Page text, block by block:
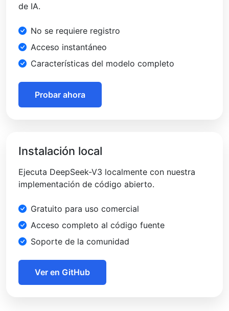
de IA.
No se requiere registro
Acceso instantáneo
Características del modelo completo
Probar ahora
Instalación local
Ejecuta DeepSeek-V3 localmente con nuestra
implementación de código abierto.
Gratuito para uso comercial
Acceso completo al código fuente
Soporte de la comunidad
Ver en GitHub